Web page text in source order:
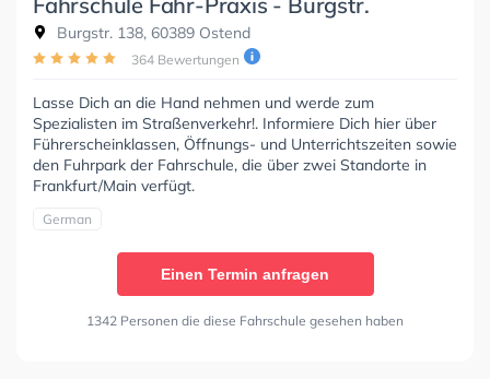
Burgstr. 138, 60389 Ostend
364 Bewertungen
Lasse Dich an die Hand nehmen und werde zum
Spezialisten im Straßenverkehr!. Informiere Dich hier über
Führerscheinklassen, Öffnungs- und Unterrichtszeiten sowie
den Fuhrpark der Fahrschule, die über zwei Standorte in
Frankfurt/Main verfügt.
German
Einen Termin anfragen
1342 Personen die diese Fahrschule gesehen haben